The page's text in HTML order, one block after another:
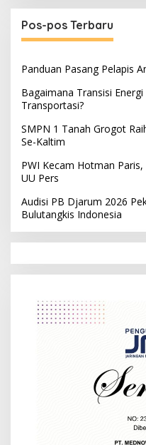
Pos-pos Terbaru
Panduan Pasang Pelapis
Bagaimana Transisi
Transportasi?
SMPN 1 Tanah Grogot
Se-Kaltim
PWI Kecam Hotman
UU Pers
Audisi PB Djarum 2026
Bulutangkis Indonesia